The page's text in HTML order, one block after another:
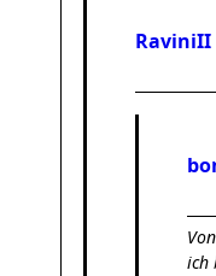
RaviniII
ich